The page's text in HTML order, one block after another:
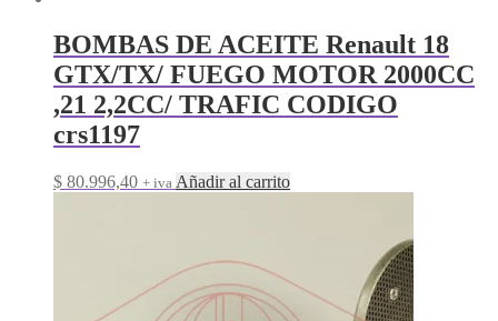
BOMBAS DE ACEITE Renault 18
GTX/TX/ FUEGO MOTOR 2000CC
,21 2,2CC/ TRAFIC CODIGO
crs1197
$ 80.996,40 + iva Añadir al carrito